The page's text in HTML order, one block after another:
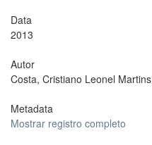
Data
2013
Autor
Costa, Cristiano Leonel Martins
Metadata
Mostrar registro completo